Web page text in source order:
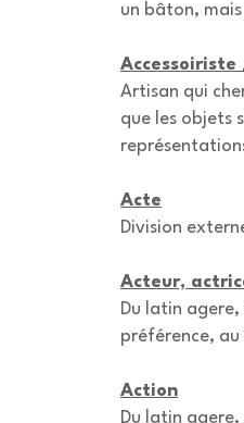
un bâton,
Accessoiriste
Artisan qui
que les objets
Acte
Division
Acteur,
Du latin
préférence,
Action
Du latin